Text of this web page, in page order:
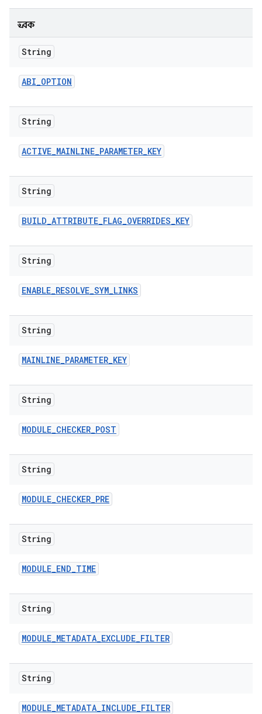
ধ্রুবক
String
ABI_OPTION
String
ACTIVE_MAINLINE_PARAMETER_KEY
String
BUILD_ATTRIBUTE_FLAG_OVERRIDES_KEY
String
ENABLE_RESOLVE_SYM_LINKS
String
MAINLINE_PARAMETER_KEY
String
MODULE_CHECKER_POST
String
MODULE_CHECKER_PRE
String
MODULE_END_TIME
String
MODULE_METADATA_EXCLUDE_FILTER
String
MODULE_METADATA_INCLUDE_FILTER